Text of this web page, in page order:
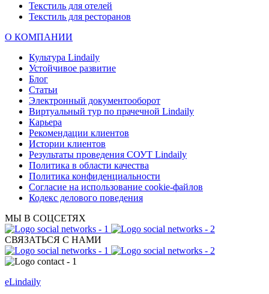
Текстиль для отелей
Текстиль для ресторанов
О КОМПАНИИ
Культура Lindaily
Устойчивое развитие
Блог
Статьи
Электронный документооборот
Виртуальный тур по прачечной Lindaily
Карьера
Рекомендации клиентов
Истории клиентов
Результаты проведения СОУТ Lindaily
Политика в области качества
Политика конфиденциальности
Согласие на использование cookie-файлов
Кодекс делового поведения
МЫ В СОЦСЕТЯХ
СВЯЗАТЬСЯ С НАМИ
eLindaily